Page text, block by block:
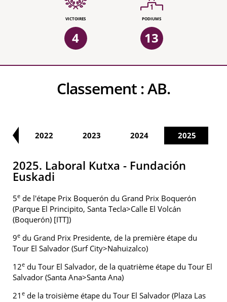
VICTOIRES
4
PODIUMS
13
Classement :AB.
2022 2023 2024 2025
2025. Laboral Kutxa - Fundación
Euskadi
5e de l'étape Prix Boquerón du Grand Prix Boquerón
(Parque El Principito, Santa Tecla>Calle El Volcán
(Boquerón) [ITT])
9e du Grand Prix Presidente, de la première étape du
Tour El Salvador (Surf City>Nahuizalco)
12e du Tour El Salvador, de la quatrième étape du Tour El
Salvador (Santa Ana>Santa Ana)
21 e de la troisième étape du Tour El Salvador (Plaza Las